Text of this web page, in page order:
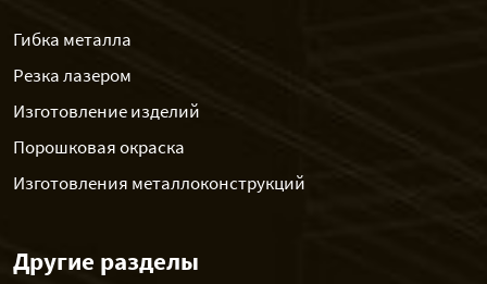
Гибка металла
Резка лазером
Изготовление изделий
Порошковая окраска
Изготовления металлоконструкций
Другие разделы